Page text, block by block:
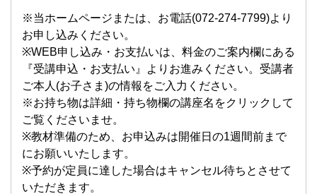
※当ホームページまたは、お電話(072-274-7799)より
お申し込みください。
※WEB申し込み・お支払いは、料金のご案内欄にある
『受講申込・お支払い』よりお進みください。受講者
ご本人(お子さま)の情報をご入力ください。
※お持ち物は詳細・持ち物欄の講座名をクリックして
ご覧くださいませ。
※教材準備のため、お申込みは開催日の1週間前まで
にお願いいたします。
※予約が定員に達した場合はキャンセル待ちとさせて
いただきます。